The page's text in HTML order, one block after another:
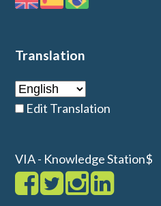
Translation
Edit Translation
VIA - Knowledge Station$